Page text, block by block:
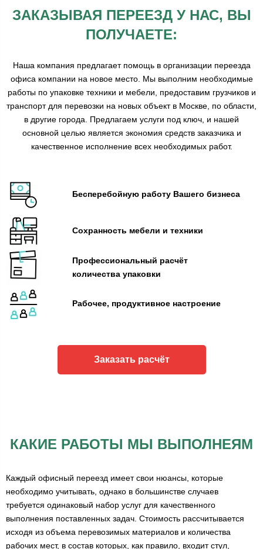
ЗАКАЗЫВАЯ ПЕРЕЕЗД У НАС, ВЫ
ПОЛУЧАЕТЕ:
Наша компания предлагает помощь в организации переезда
офиса компании на новое место. Мы выполним необходимые
работы по упаковке техники и мебели, предоставим грузчиков и
транспорт для перевозки на новых объект в Москве, по области,
в другие города. Предлагаем услуги под ключ, и нашей
основной целью является экономия средств заказчика и
качественное исполнение всех необходимых работ.
Бесперебойную работу Вашего бизнеса
Сохранность мебели и техники
Профессиональный расчёт
количества упаковки
Рабочее, продуктивное настроение
Заказать расчёт
КАКИЕ РАБОТЫ МЫ ВЫПОЛНЕЯМ
Каждый офисный переезд имеет свои нюансы, которые
необходимо учитывать, однако в большинстве случаев
требуется одинаковый набор услуг для качественного
выполнения поставленных задач. Стоимость рассчитывается
исходя из объема перевозимых материалов и количества
рабочих мест, в состав которых, как правило, входит стул,